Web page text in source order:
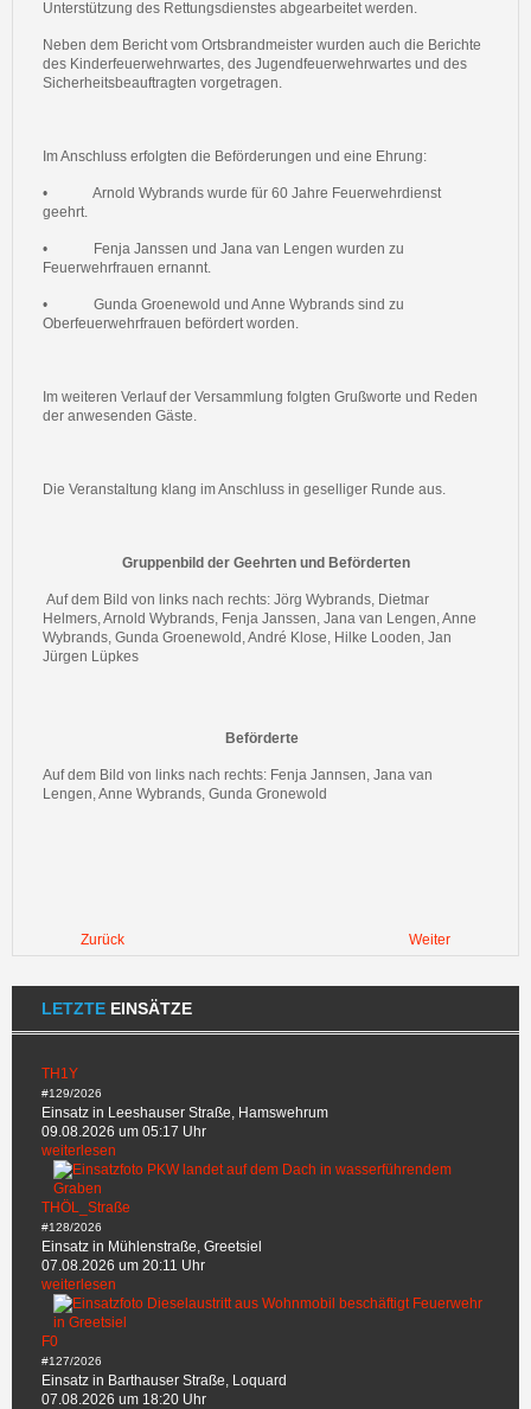
Unterstützung des Rettungsdienstes abgearbeitet werden.
Neben dem Bericht vom Ortsbrandmeister wurden auch die Berichte
des Kinderfeuerwehrwartes, des Jugendfeuerwehrwartes und des
Sicherheitsbeauftragten vorgetragen.
Im Anschluss erfolgten die Beförderungen und eine Ehrung:
•
Arnold Wybrands wurde für 60 Jahre Feuerwehrdienst
geehrt.
•
Fenja Janssen und Jana van Lengen wurden zu
Feuerwehrfrauen ernannt.
•
Gunda Groenewold und Anne Wybrands sind zu
Oberfeuerwehrfrauen befördert worden.
Im weiteren Verlauf der Versammlung folgten Grußworte und Reden
der anwesenden Gäste.
Die Veranstaltung klang im Anschluss in geselliger Runde aus.
Gruppenbild der Geehrten und Beförderten
Auf dem Bild von links nach rechts: Jörg Wybrands, Dietmar
Helmers, Arnold Wybrands, Fenja Janssen, Jana van Lengen, Anne
Wybrands, Gunda Groenewold, André Klose, Hilke Looden, Jan
Jürgen Lüpkes
Beförderte
Auf dem Bild von links nach rechts: Fenja Jannsen, Jana van
Lengen, Anne Wybrands, Gunda Gronewold
Zurück Weiter
LETZTE EINSÄTZE
TH1Y
#129/2026
Einsatz in Leeshauser Straße, Hamswehrum
09.08.2026 um 05:17 Uhr
weiterlesen
THÖL_Straße
#128/2026
Einsatz in Mühlenstraße, Greetsiel
07.08.2026 um 20:11 Uhr
weiterlesen
F0
#127/2026
Einsatz in Barthauser Straße, Loquard
07.08.2026 um 18:20 Uhr